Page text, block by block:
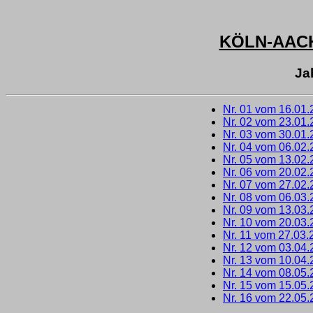
KÖLN-
Nr. 01 vom
Nr. 02 vom
Nr. 03 vom
Nr. 04 vom
Nr. 05 vom
Nr. 06 vom
Nr. 07 vom
Nr. 08 vom
Nr. 09 vom
Nr. 10 vom
Nr. 11 vom
Nr. 12 vom
Nr. 13 vom
Nr. 14 vom
Nr. 15 vom
Nr. 16 vom